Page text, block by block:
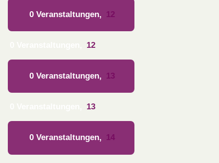
0 Veranstaltungen, 12
12
0 Veranstaltungen, 13
13
0 Veranstaltungen, 14